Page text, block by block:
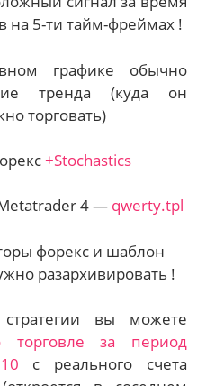
на 5-ти тайм-фреймах !
графике обычно
тренда (куда он
торговать)
+Stochastics
4 — qwerty.tpl
форекс и шаблон
разархивировать !
вы можете
торговле за период
с реального счета